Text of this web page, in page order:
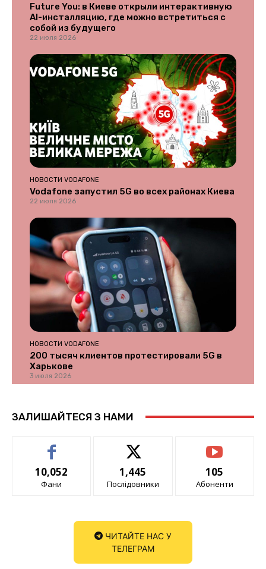
Future You: в Киеве открыли интерактивную
AI-инсталляцию, где можно встретиться с
собой из будущего
22 июля 2026
НОВОСТИ VODAFONE
Vodafone запустил 5G во всех районах Киева
22 июля 2026
НОВОСТИ VODAFONE
200 тысяч клиентов протестировали 5G в
Харькове
3 июля 2026
ЗАЛИШАЙТЕСЯ З НАМИ
10,052
Фани
1,445
Послідовники
105
Абоненти
ЧИТАЙТЕ НАС У
ТЕЛЕГРАМ